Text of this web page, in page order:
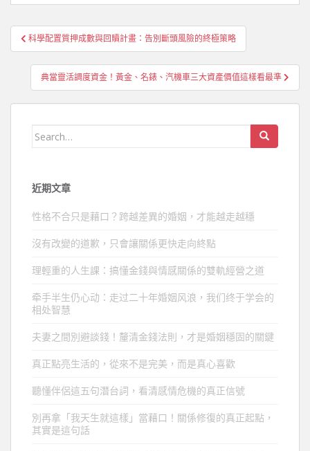
文
章
科學配置質押成數與回贖計畫：告別斷頭風險的終極策略
典當靈活調度資金！黃金、名錶、汽機車三大資產價值這樣看最準
Search
近期文章
性格不合只是藉口？跨越差異的婚姻，才能越走越穩
沒有改變的道歉，只會讓關係更快走向終點
理輕重的人生課：搞懂金錢與情感關係的雙軌經營之道
牵手半生仍心动：走过二十年婚姻风浪，我们终于学会的
相处智慧
夫妻之間別避談錢！釐清金錢法則，才是婚姻穩固的關鍵
真正點亮生活的，從來不是完美，而是真心喜歡
聽懂伴侶這五句潛台詞，看清感情危機的真正信號
別再拿「我天生就這樣」當藉口！關係修復的真正起點，
其實是這句話